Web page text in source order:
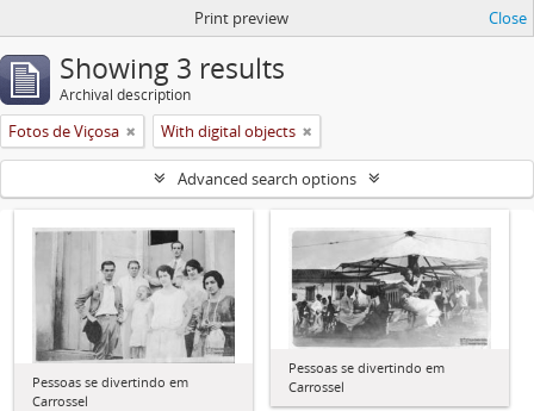
Print preview Close
Showing 3 results
Archival description
Fotos de Viçosa With digital objects
Advanced search options
Pessoas se divertindo em
Carrossel
Pessoas se divertindo em
Carrossel